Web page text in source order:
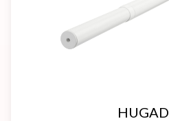
HUGAD